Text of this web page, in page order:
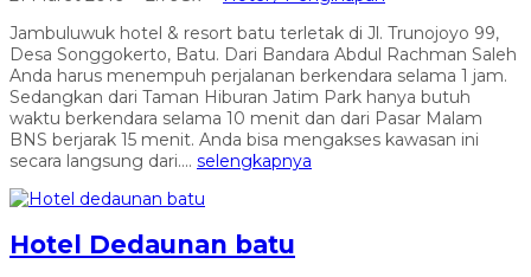
Jambuluwuk hotel & resort batu terletak di Jl. Trunojoyo 99,
Desa Songgokerto, Batu. Dari Bandara Abdul Rachman Saleh
Anda harus menempuh perjalanan berkendara selama 1 jam.
Sedangkan dari Taman Hiburan Jatim Park hanya butuh
waktu berkendara selama 10 menit dan dari Pasar Malam
BNS berjarak 15 menit. Anda bisa mengakses kawasan ini
secara langsung dari.... selengkapnya
Hotel Dedaunan batu